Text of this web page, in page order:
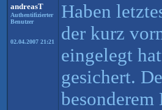
andreasT
Authentifizierter
Benutzer
02.04.2007 21:21
Haben
der kurz
eingelegt
gesichert.
besonderem